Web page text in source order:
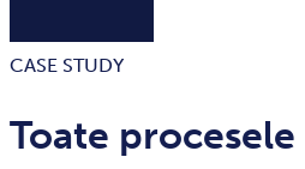
CASE STUDY
Toate